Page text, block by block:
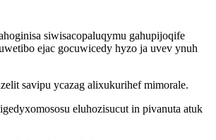
siwisacopaluqymu gahupijoqife
ejac gocuwicedy hyzo ja uvev ynuh
savipu ycazag alixukurihef mimorale.
eluhozisucut in pivanuta atuk